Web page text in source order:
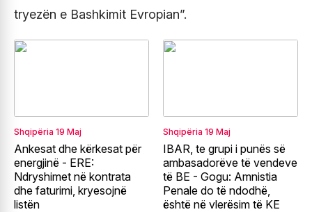
tryezën e Bashkimit Evropian”.
Shqipëria 19 Maj
Ankesat dhe kërkesat për
energjinë - ERE:
Ndryshimet në kontrata
dhe faturimi, kryesojnë
listën
Shqipëria 19 Maj
IBAR, te grupi i punës së
ambasadorëve të vendeve
të BE - Gogu: Amnistia
Penale do të ndodhë,
është në vlerësim të KE